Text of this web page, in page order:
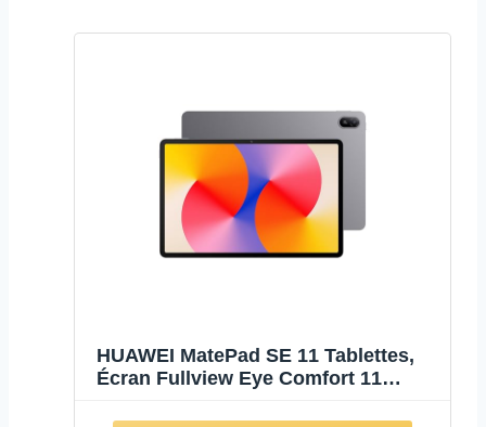
HUAWEI MatePad SE 11 Tablettes,
Écran Fullview Eye Comfort 11